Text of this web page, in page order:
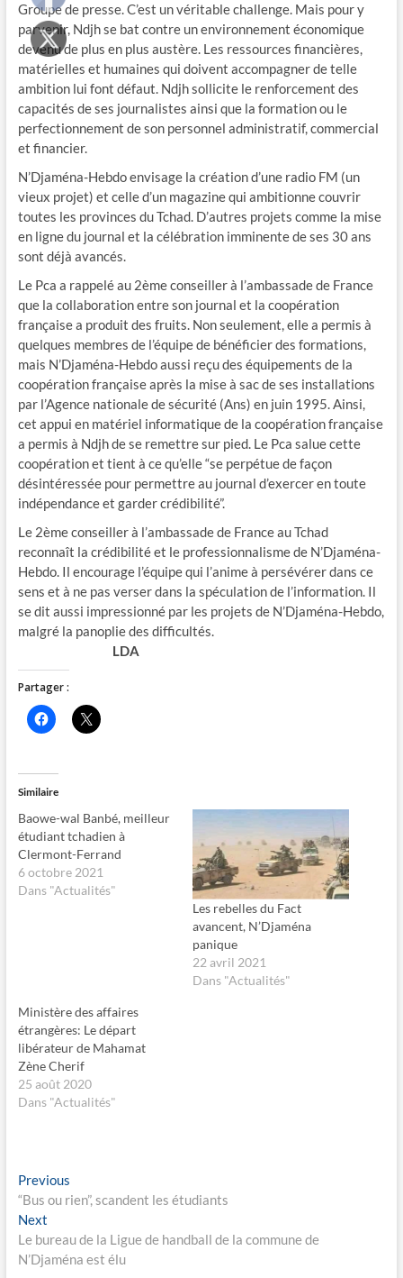
Groupe de presse. C’est un véritable challenge. Mais pour y
parvenir, Ndjh se bat contre un environnement économique
devenu de plus en plus austère. Les ressources financières,
matérielles et humaines qui doivent accompagner de telle
ambition lui font défaut. Ndjh sollicite le renforcement des
capacités de ses journalistes ainsi que la formation ou le
perfectionnement de son personnel administratif, commercial
et financier.
N’Djaména-Hebdo envisage la création d’une radio FM (un
vieux projet) et celle d’un magazine qui ambitionne couvrir
toutes les provinces du Tchad. D’autres projets comme la mise
en ligne du journal et la célébration imminente de ses 30 ans
sont déjà avancés.
Le Pca a rappelé au 2ème conseiller à l’ambassade de France
que la collaboration entre son journal et la coopération
française a produit des fruits. Non seulement, elle a permis à
quelques membres de l’équipe de bénéficier des formations,
mais N’Djaména-Hebdo aussi reçu des équipements de la
coopération française après la mise à sac de ses installations
par l’Agence nationale de sécurité (Ans) en juin 1995. Ainsi,
cet appui en matériel informatique de la coopération française
a permis à Ndjh de se remettre sur pied. Le Pca salue cette
coopération et tient à ce qu’elle “se perpétue de façon
désintéressée pour permettre au journal d’exercer en toute
indépendance et garder crédibilité”.
Le 2ème conseiller à l’ambassade de France au Tchad
reconnaît la crédibilité et le professionnalisme de N’Djaména-
Hebdo. Il encourage l’équipe qui l’anime à persévérer dans ce
sens et à ne pas verser dans la spéculation de l’information. Il
se dit aussi impressionné par les projets de N’Djaména-Hebdo,
malgré la panoplie des difficultés.
LDA
Partager :
C
l
e
z
p
u
r
p
a
r
t
a
e
b
o
o
k
(
o
u
v
u
n
e
u
v
e
C
l
u
r
p
a
r
t
a
u
v
r
e
d
u
l
l
f
e
n
ê
Similaire
Baowe-wal Banbé, meilleur
étudiant tchadien à
Clermont-Ferrand
6 octobre 2021
Dans "Actualités"
Les rebelles du Fact
avancent, N’Djaména
panique
22 avril 2021
Dans "Actualités"
Ministère des affaires
étrangères: Le départ
libérateur de Mahamat
Zène Cherif
25 août 2020
Dans "Actualités"
Navigation
de
l’article
PreviousPrevious
post:
“Bus ou rien”, scandent les étudiants
NextNext
post:
Le bureau de la Ligue de handball de la commune de
N’Djaména est élu